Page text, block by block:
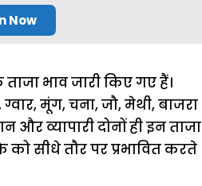
Now
भाव जारी किए गए हैं।
मूंग, चना, जौ, मेथी, बाजरा
व्यापारी दोनों ही इन ताजा
सीधे तौर पर प्रभावित करते